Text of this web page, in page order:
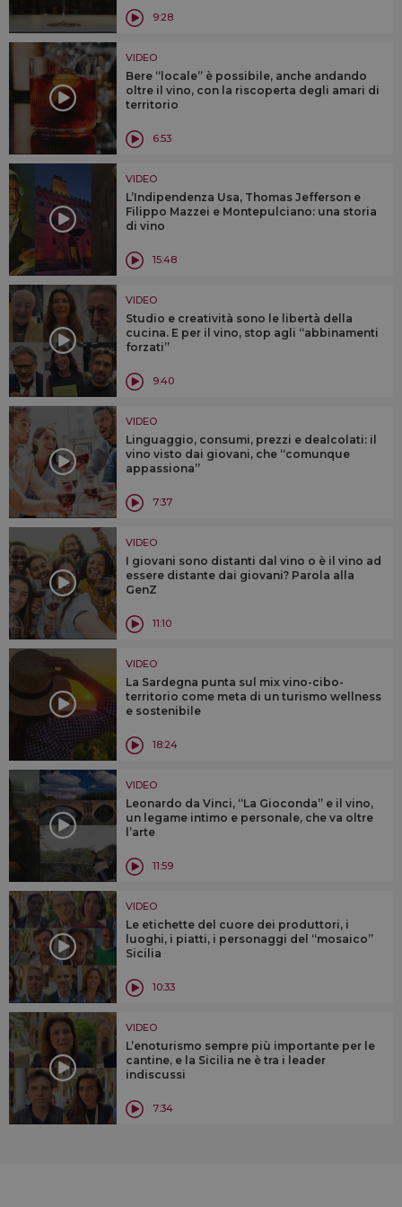
9:28
VIDEO
Bere “locale” è possibile, anche andando
oltre il vino, con la riscoperta degli amari di
territorio
6:53
VIDEO
L’Indipendenza Usa, Thomas Jefferson e
Filippo Mazzei e Montepulciano: una storia
di vino
15:48
VIDEO
Studio e creatività sono le libertà della
cucina. E per il vino, stop agli “abbinamenti
forzati”
9:40
VIDEO
Linguaggio, consumi, prezzi e dealcolati: il
vino visto dai giovani, che “comunque
appassiona”
7:37
VIDEO
I giovani sono distanti dal vino o è il vino ad
essere distante dai giovani? Parola alla
GenZ
11:10
VIDEO
La Sardegna punta sul mix vino-cibo-
territorio come meta di un turismo wellness
e sostenibile
18:24
VIDEO
Leonardo da Vinci, “La Gioconda” e il vino,
un legame intimo e personale, che va oltre
l’arte
11:59
VIDEO
Le etichette del cuore dei produttori, i
luoghi, i piatti, i personaggi del “mosaico”
Sicilia
10:33
VIDEO
L’enoturismo sempre più importante per le
cantine, e la Sicilia ne è tra i leader
indiscussi
7:34